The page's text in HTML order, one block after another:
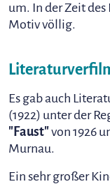
um. In der Zeit
Motiv völlig.
Es gab auch
(1922) unter der
"Faust" von 1926
Murnau.
Ein sehr großer